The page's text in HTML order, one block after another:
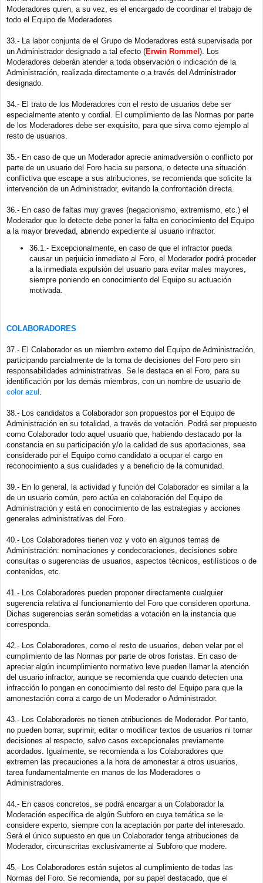
Moderadores quien, a su vez, es el encargado de coordinar el trabajo de
todo el Equipo de Moderadores.
33.- La labor conjunta de el Grupo de Moderadores está supervisada por
un Administrador designado a tal efecto (Erwin Rommel ). Los
Moderadores deberán atender a toda observación o indicación de la
Administración, realizada directamente o a través del Administrador
designado.
34.- El trato de los Moderadores con el resto de usuarios debe ser
especialmente atento y cordial. El cumplimiento de las Normas por parte
de los Moderadores debe ser exquisito, para que sirva como ejemplo al
resto de usuarios.
35.- En caso de que un Moderador aprecie animadversión o conflicto por
parte de un usuario del Foro hacia su persona, o detecte una situación
conflictiva que escape a sus atribuciones, se recomienda que solicite la
intervención de un Administrador, evitando la confrontación directa.
36.- En caso de faltas muy graves (negacionismo, extremismo, etc.) el
Moderador que lo detecte debe poner la falta en conocimiento del Equipo
a la mayor brevedad, abriendo expediente al usuario infractor.
36.1.- Excepcionalmente, en caso de que el infractor pueda
causar un perjuicio inmediato al Foro, el Moderador podrá proceder
a la inmediata expulsión del usuario para evitar males mayores,
siempre poniendo en conocimiento del Equipo su actuación
motivada.
COLABORADORES
37.- El Colaborador es un miembro externo del Equipo de Administración,
participando parcialmente de la toma de decisiones del Foro pero sin
responsabilidades administrativas. Se le destaca en el Foro, para su
identificación por los demás miembros, con un nombre de usuario de
color azul .
38.- Los candidatos a Colaborador son propuestos por el Equipo de
Administración en su totalidad, a través de votación. Podrá ser propuesto
como Colaborador todo aquel usuario que, habiendo destacado por la
constancia en su participación y/o la calidad de sus aportaciones, sea
considerado por el Equipo como candidato a ocupar el cargo en
reconocimiento a sus cualidades y a beneficio de la comunidad.
39.- En lo general, la actividad y función del Colaborador es similar a la
de un usuario común, pero actúa en colaboración del Equipo de
Administración y está en conocimiento de las estrategias y acciones
generales administrativas del Foro.
40.- Los Colaboradores tienen voz y voto en algunos temas de
Administración: nominaciones y condecoraciones, decisiones sobre
consultas o sugerencias de usuarios, aspectos técnicos, estilísticos o de
contenidos, etc.
41.- Los Colaboradores pueden proponer directamente cualquier
sugerencia relativa al funcionamiento del Foro que consideren oportuna.
Dichas sugerencias serán sometidas a votación en la instancia que
corresponda.
42.- Los Colaboradores, como el resto de usuarios, deben velar por el
cumplimiento de las Normas por parte de otros foristas. En caso de
apreciar algún incumplimiento normativo leve pueden llamar la atención
del usuario infractor, aunque se recomienda que cuando detecten una
infracción lo pongan en conocimiento del resto del Equipo para que la
amonestación corra a cargo de un Moderador o Administrador.
43.- Los Colaboradores no tienen atribuciones de Moderador. Por tanto,
no pueden borrar, suprimir, editar o modificar textos de usuarios ni tomar
decisiones al respecto, salvo casos excepcionales previamente
acordados. Igualmente, se recomienda a los Colaboradores que
extremen las precauciones a la hora de amonestar a otros usuarios,
tarea fundamentalmente en manos de los Moderadores o
Administradores.
44.- En casos concretos, se podrá encargar a un Colaborador la
Moderación específica de algún Subforo en cuya temática se le
considere experto, siempre con la aceptación por parte del interesado.
Será el único supuesto en que un Colaborador tenga atribuciones de
Moderador, circunscritas exclusivamente al Subforo que modere.
45.- Los Colaboradores están sujetos al cumplimiento de todas las
Normas del Foro. Se recomienda, por su papel destacado, que el